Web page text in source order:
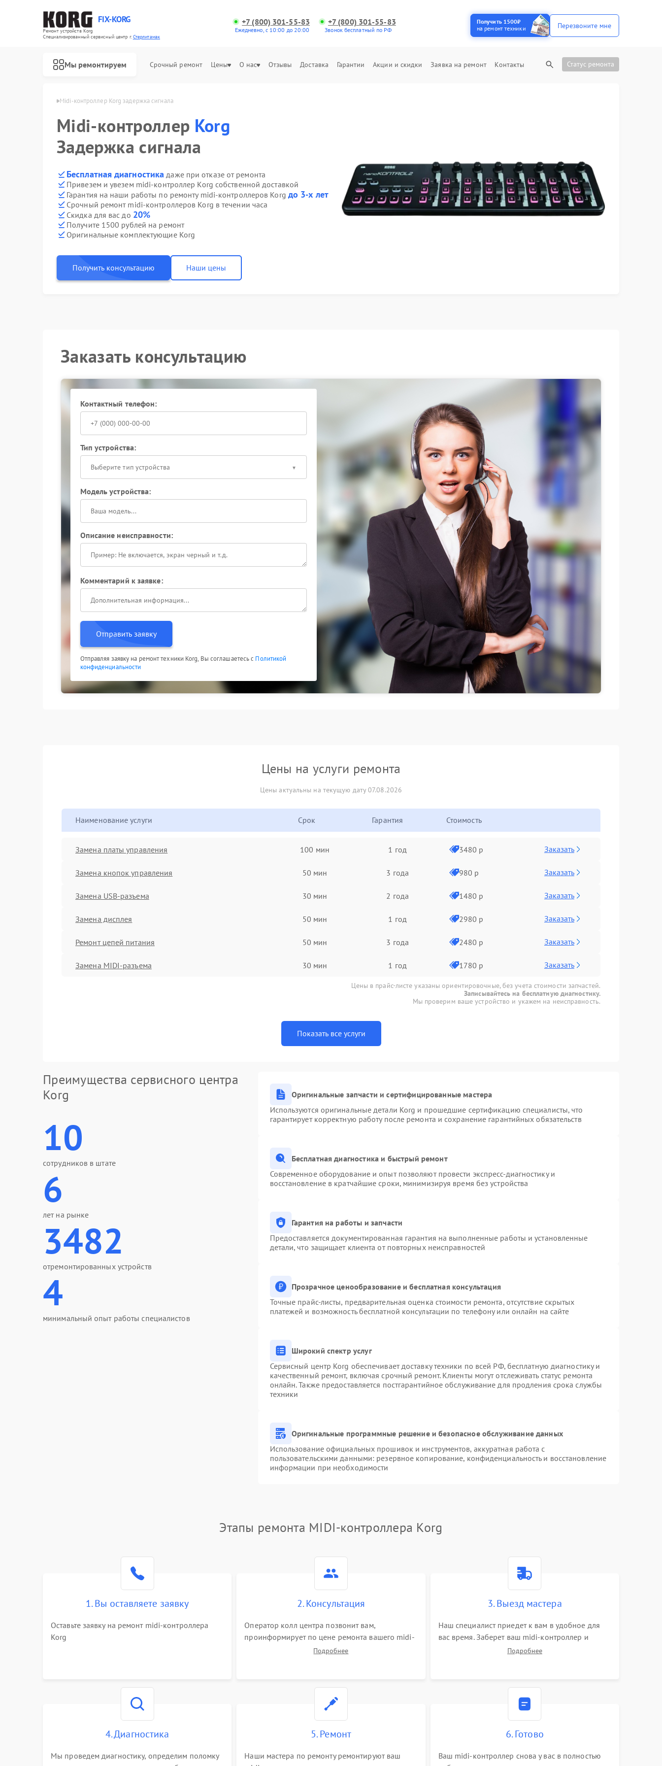
FIX-KORG
Ремонт устройств Korg
Специализированный cервисный центр г.Стерлитамак
+7 (800) 301-55-83
Ежедневно, с 10:00 до 20:00
+7 (800) 301-55-83
Звонок бесплатный по РФ
Получить 1500₽
на ремонт техники
Перезвоните мне
Мы ремонтируем Срочный ремонт Цены О нас Отзывы Доставка Гарантии Акции и скидки Заявка на ремонт Контакты Статус ремонта
в Стерлитамаке Midi-контроллер Korg задержка сигнала
Midi-контроллер Korg
Задержка сигнала
Бесплатная диагностика даже при отказе от ремонта
Привезем и увезем midi-контроллер Korg собственной доставкой
Гарантия на наши работы по ремонту midi-контроллеров Korg до 3-х лет
Срочный ремонт midi-контроллеров Korg в течении часа
Скидка для вас до 20%
Получите 1500 рублей на ремонт
Оригинальные комплектующие Korg
Получить консультацию Наши цены
Заказать консультацию
Контактный телефон:
Тип устройства:
Выберите тип устройства
Модель устройства:
Описание неисправности:
Комментарий к заявке:
Отправить заявку
Отправляя заявку на ремонт техники Korg, Вы соглашаетесь с Политикой
конфиденциальности
Цены на услуги ремонта
Цены актуальны на текущую дату 07.08.2026
Наименование услуги Срок Гарантия Стоимость
Замена платы управления 100 мин 1 год 3480 р Заказать
Замена кнопок управления 50 мин 3 года 980 р Заказать
Замена USB-разъема 30 мин 2 года 1480 р Заказать
Замена дисплея 50 мин 1 год 2980 р Заказать
Ремонт цепей питания 50 мин 3 года 2480 р Заказать
Замена MIDI-разъема 30 мин 1 год 1780 р Заказать
Цены в прайс-листе указаны ориентировочные, без учета стоимости запчастей.
Записывайтесь на бесплатную диагностику.
Мы проверим ваше устройство и укажем на неисправность.
Показать все услуги
Преимущества сервисного центра
Korg
10
сотрудников в штате
6
лет на рынке
3482
отремонтированных устройств
4
минимальный опыт работы специалистов
Оригинальные запчасти и сертифицированные мастера
Используются оригинальные детали Korg и прошедшие сертификацию специалисты, что
гарантирует корректную работу после ремонта и сохранение гарантийных обязательств
Бесплатная диагностика и быстрый ремонт
Современное оборудование и опыт позволяют провести экспресс-диагностику и
восстановление в кратчайшие сроки, минимизируя время без устройства
Гарантия на работы и запчасти
Предоставляется документированная гарантия на выполненные работы и установленные
детали, что защищает клиента от повторных неисправностей
Прозрачное ценообразование и бесплатная консультация
Точные прайс-листы, предварительная оценка стоимости ремонта, отсутствие скрытых
платежей и возможность бесплатной консультации по телефону или онлайн на сайте
Широкий спектр услуг
Сервисный центр Korg обеспечивает доставку техники по всей РФ, бесплатную диагностику и
качественный ремонт, включая срочный ремонт. Клиенты могут отслеживать статус ремонта
онлайн. Также предоставляется постгарантийное обслуживание для продления срока службы
техники
Оригинальные программные решение и безопасное обслуживание данных
Использование официальных прошивок и инструментов, аккуратная работа с
пользовательскими данными: резервное копирование, конфиденциальность и восстановление
информации при необходимости
Этапы ремонта MIDI-контроллера Korg
1. Вы оставляете заявку
Оставьте заявку на ремонт midi-контроллера
Korg
2. Консультация
Оператор колл центра позвонит вам,
проинформирует по цене ремонта вашего midi-
контроллера а также ответит на все ваши
Подробнее
3. Выезд мастера
Наш специалист приедет к вам в удобное для
вас время. Заберет ваш midi-контроллер и
привезет на склад для диагностики.
Подробнее
4. Диагностика
Мы проведем диагностику, определим поломку
5. Ремонт
Наши мастера по ремонту ремонтируют ваш
6. Готово
Ваш midi-контроллер снова у вас в полностью